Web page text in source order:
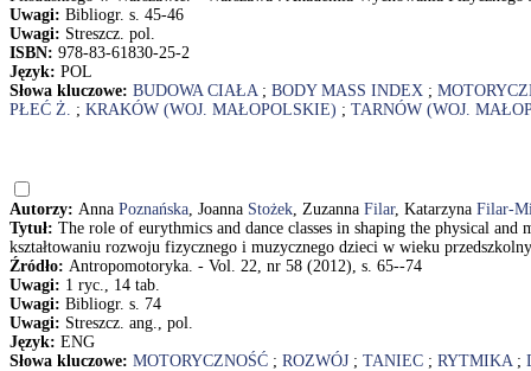
Uwagi: Bibliogr. s. 45-46
Uwagi: Streszcz. pol.
ISBN: 978-83-61830-25-2
Język: POL
Słowa kluczowe: BUDOWA CIAŁA; BODY MASS INDEX ;
PŁEĆ Ż. ; KRAKÓW (WOJ. MAŁOPOLSKIE) ; TARNÓW (WOJ.
Autorzy: Anna Poznańska, Joanna Stożek, Zuzanna Filar, Katarzyna Filar-
Tytuł: The role of eurythmics and dance classes in shaping the physical
kształtowaniu rozwoju fizycznego i muzycznego dzieci w wieku
Źródło: Antropomotoryka. - Vol. 22, nr 58 (2012), s. 65--74
Uwagi: 1 ryc., 14 tab.
Uwagi: Bibliogr. s. 74
Uwagi: Streszcz. ang., pol.
Język: ENG
Słowa kluczowe: MOTORYCZNOŚĆ ; ROZWÓJ ; TANIEC ; RYTMIKA;